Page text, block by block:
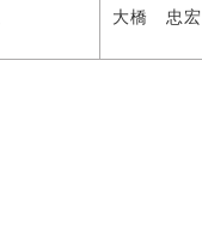
大橋 忠宏